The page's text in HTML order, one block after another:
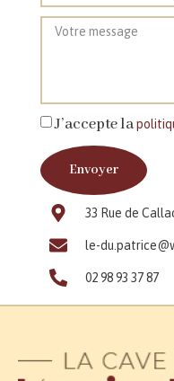
J’accepte la
Envoyer
33 Rue de
le-
02 98 93 37 87